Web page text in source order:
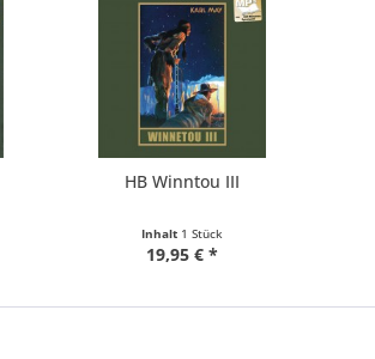
HB Winntou III
Inhalt 1 Stück
19,95 € *